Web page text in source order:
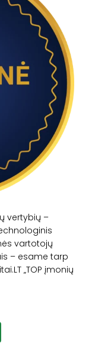
vertybių –
vartotojų
– esame tarp
„TOP įmonių